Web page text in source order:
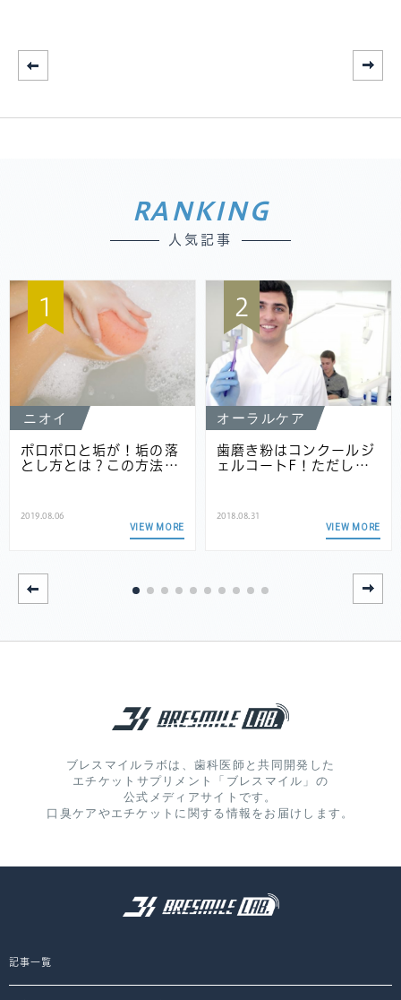
RANKING
人気記事
1
ニオイ
ポロポロと垢が！垢の落
とし方とは？この方法…
2019.08.06
VIEW MORE
2
オーラルケア
歯磨き粉はコンクールジ
ェルコートF！ただし…
2018.08.31
VIEW MORE
ブレスマイルラボは、歯科医師と共同開発した
エチケットサプリメント「ブレスマイル」の
公式メディアサイトです。
口臭ケアやエチケットに関する情報をお届けします。
記事一覧